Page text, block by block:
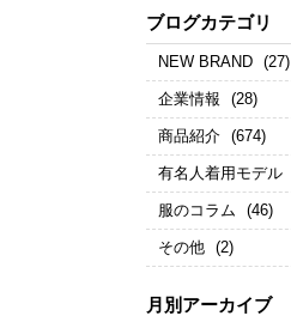
ブログカテゴリ
NEW BRAND (27)
企業情報 (28)
商品紹介 (674)
有名人着用モデル
服のコラム (46)
その他 (2)
月別アーカイブ